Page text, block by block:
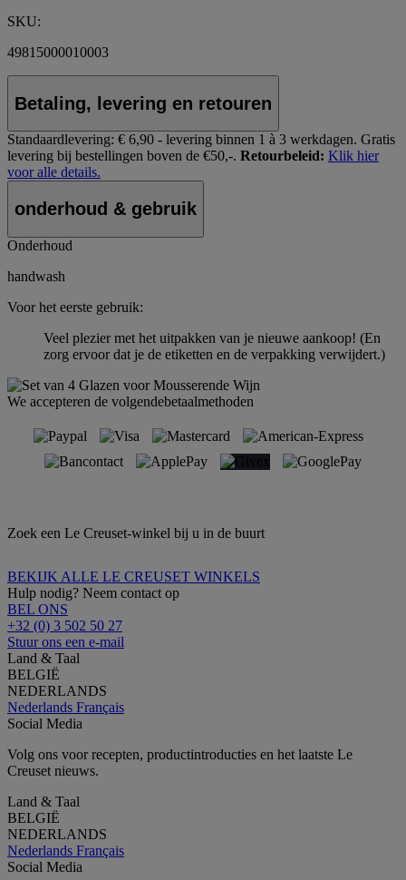
SKU:
49815000010003
Betaling, levering en retouren
Standaardlevering: € 6,90 - levering binnen 1 à 3 werkdagen. Gratis
levering bij bestellingen boven de €50,-. Retourbeleid: Klik hier
voor alle details.
onderhoud & gebruik
Onderhoud
handwash
Voor het eerste gebruik:
Veel plezier met het uitpakken van je nieuwe aankoop! (En
zorg ervoor dat je de etiketten en de verpakking verwijdert.)
We accepteren de volgendebetaalmethoden
Zoek een Le Creuset-winkel bij u in de buurt
BEKIJK ALLE LE CREUSET WINKELS
Hulp nodig? Neem contact op
BEL ONS
+32 (0) 3 502 50 27
Stuur ons een e-mail
Land & Taal
BELGIË
NEDERLANDS
Nederlands Français
Social Media
Volg ons voor recepten, productintroducties en het laatste Le
Creuset nieuws.
Land & Taal
BELGIË
NEDERLANDS
Nederlands Français
Social Media